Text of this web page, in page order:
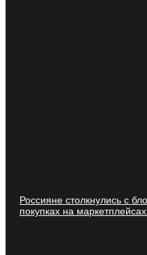
Россияне столкнулись с
покупках на маркетплейсах.